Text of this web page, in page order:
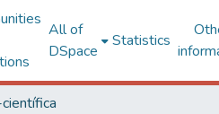
All of
DSpace
Statistics